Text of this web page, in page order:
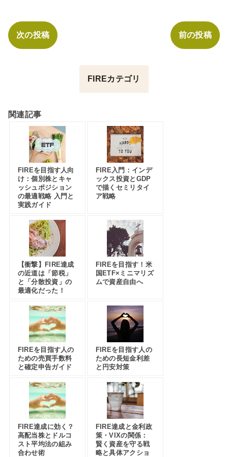
次の投稿 前の投稿
FIREカテゴリ
関連記事
FIREを目指す人向
け：個別株とキャ
ッシュポジション
の最適戦略 入門と
実践ガイド
FIRE入門：インデ
ックス投資とGDP
で描くセミリタイ
ア戦略
【衝撃】FIRE達成
の近道は「節税」
と「分散投資」の
最適化だった！
FIREを目指す！米
国ETF×ミニマリズ
ムで資産自由へ
FIREを目指す人の
ための売買手数料
と確定申告ガイド
FIREを目指す人の
ための長短金利差
と円安対策
FIRE達成に効く？
高配当株とドルコ
スト平均法の組み
合わせ術
FIRE達成と金利政
策・VIXの関係：
賢く資産を守る戦
略と具体アクショ